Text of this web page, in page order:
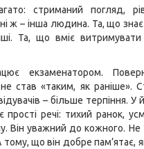
стриманий погляд,
ж – інша людина. Та, що
Та, що вміє витримувати
екзаменатором.
не став «таким, як раніше».
– більше терпіння. У
прості речі: тихий ранок,
Він уважний до кожного.
тому, що він добре пам’ятає,